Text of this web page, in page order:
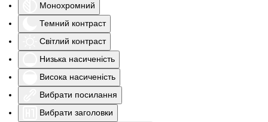
Монохромний
Темний контраст
Світлий контраст
Низька насиченість
Висока насиченість
Вибрати посилання
Вибрати заголовки